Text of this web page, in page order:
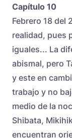
Capítulo 10
Febrero 18 del
realidad, pues
iguales... La
abismal, pero
y este en
trabajo y no
medio de la
Shibata,
encuentran